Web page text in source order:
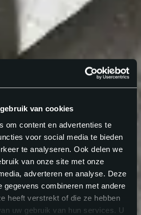
van cookies
om content en advertenties te
voor social media te bieden
te analyseren. Ook delen we
van onze site met onze
adverteren en analyse. Deze
gegevens combineren met andere
heeft verstrekt of die ze hebben
uw gebruik van hun services. U